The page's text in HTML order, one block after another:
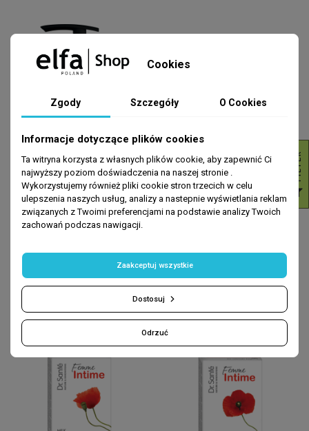
CIAŁO
Delikatne mleczko do higieny
intymnej Owies i bawełna Green
10,99 zł
DODAJ DO KOSZYKA
HIGIENA INTYMNA
14,99 zł
DODAJ DO KOSZYKA
Cookies
Zgody Szczegóły O Cookies
Informacje dotyczące plików cookies
Ta witryna korzysta z własnych plików cookie, aby zapewnić Ci
najwyższy poziom doświadczenia na naszej stronie .
Wykorzystujemy również pliki cookie stron trzecich w celu
ulepszenia naszych usług, analizy a nastepnie wyświetlania reklam
związanych z Twoimi preferencjami na podstawie analizy Twoich
zachowań podczas nawigacji.
Odrzuć
Dostosuj
Zaakceptuj wszystkie
R